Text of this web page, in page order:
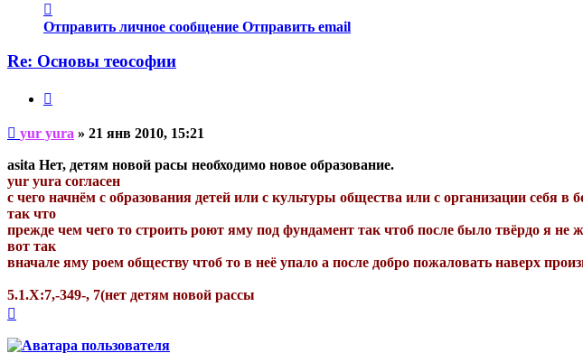
информация
пользователя
yura
Отправить личное сообщение Отправить email
Re: Основы теософии
Непрочитанное
сообщение
yur yura » 21 янв 2010, 15:21
asita Нет, детям новой расы необходимо новое образование.
yur yura согласен
с чего начнём с образования детей или с культуры общества или с организации себя
так что
прежде чем чего то строить роют яму под фундамент так чтоб после было твёрдо я не
вот так
вначале яму роем обществу чтоб то в неё упало а после добро пожаловать наверх
5.1.Х:7,-349-, 7(нет детям новой рассы
началу